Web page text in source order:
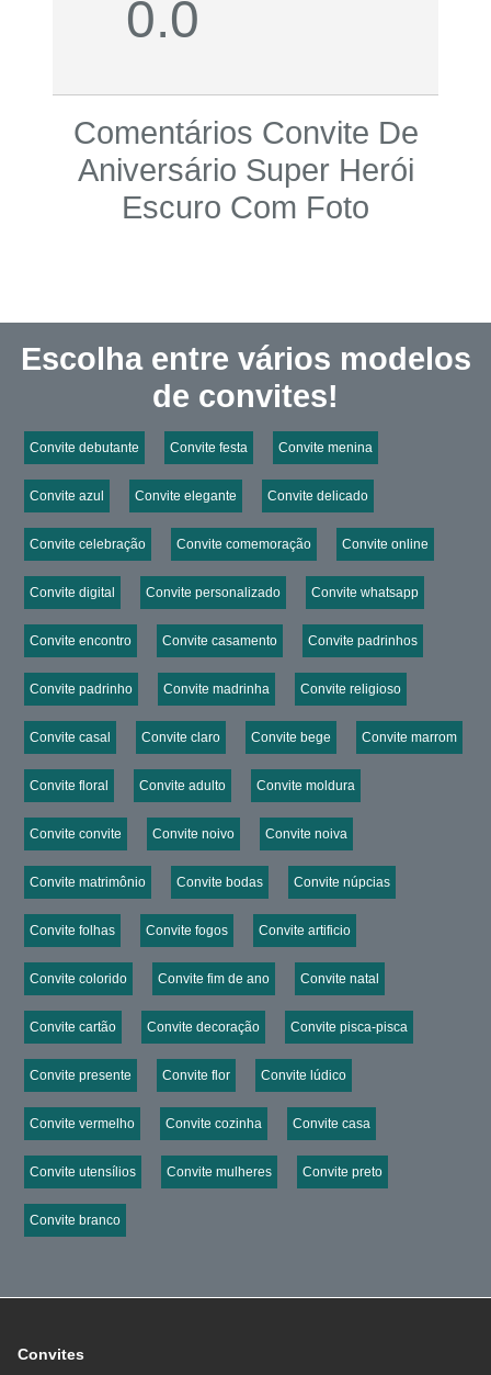
0.0
Comentários Convite De
Aniversário Super Herói
Escuro Com Foto
Escolha entre vários modelos
de convites!
Convite debutante Convite festa Convite menina
Convite azul Convite elegante Convite delicado
Convite celebração Convite comemoração Convite online
Convite digital Convite personalizado Convite whatsapp
Convite encontro Convite casamento Convite padrinhos
Convite padrinho Convite madrinha Convite religioso
Convite casal Convite claro Convite bege Convite marrom
Convite floral Convite adulto Convite moldura
Convite convite Convite noivo Convite noiva
Convite matrimônio Convite bodas Convite núpcias
Convite folhas Convite fogos Convite artificio
Convite colorido Convite fim de ano Convite natal
Convite cartão Convite decoração Convite pisca-pisca
Convite presente Convite flor Convite lúdico
Convite vermelho Convite cozinha Convite casa
Convite utensílios Convite mulheres Convite preto
Convite branco
Convites